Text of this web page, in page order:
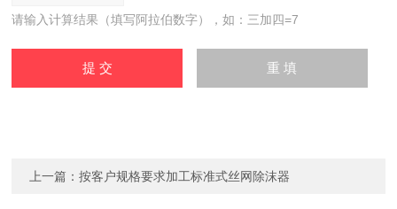
请输入计算结果（填写阿拉伯数字），如：三加四=7
上一篇：按客户规格要求加工标准式丝网除沫器